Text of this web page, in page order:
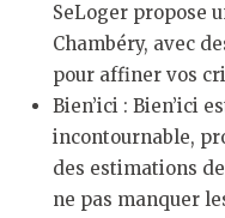
SeLoger propose
Chambéry, avec
pour affiner vos
Bien’ici : Bien’ici
incontournable,
des estimations
ne pas manquer